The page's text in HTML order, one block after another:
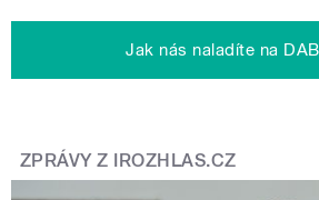
Jak nás naladíte na
ZPRÁVY Z IROZHLAS.CZ